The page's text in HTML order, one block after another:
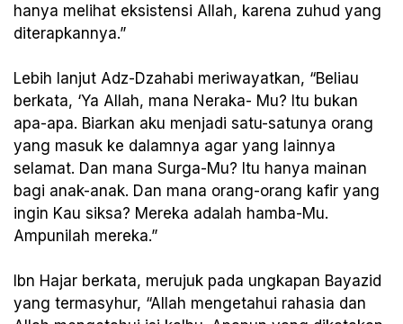
hanya melihat eksistensi Allah, karena zuhud yang
diterapkannya.”
Lebih lanjut Adz-Dzahabi meriwayatkan, “Beliau
berkata, ‘Ya Allah, mana Neraka- Mu? Itu bukan
apa-apa. Biarkan aku menjadi satu-satunya orang
yang masuk ke dalamnya agar yang lainnya
selamat. Dan mana Surga-Mu? Itu hanya mainan
bagi anak-anak. Dan mana orang-orang kafir yang
ingin Kau siksa? Mereka adalah hamba-Mu.
Ampunilah mereka.”
Ibn Hajar berkata, merujuk pada ungkapan Bayazid
yang termasyhur, “Allah mengetahui rahasia dan